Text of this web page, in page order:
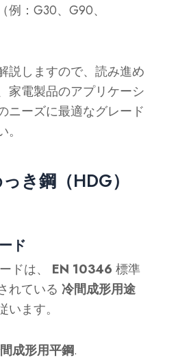
例：G30、G90、
説しますので、読み進め
家電製品のアプリケーシ
ニーズに最適なグレード
き鋼（HDG）
ド
ドは、 EN 10346 標準
れている冷間成形用途
ます。
成形用平鋼.